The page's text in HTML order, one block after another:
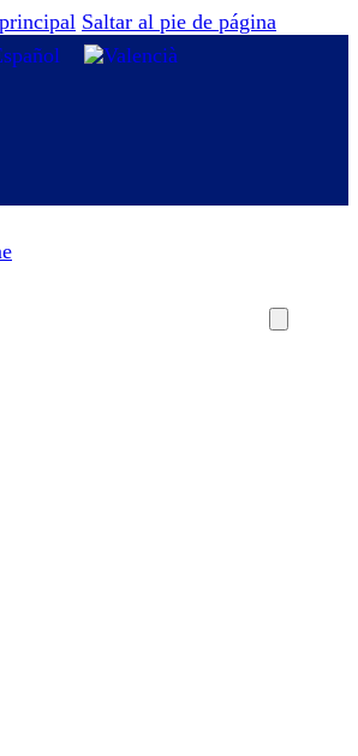
Saltar al pie de página